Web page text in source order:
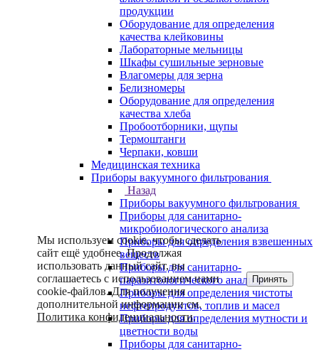
продукции
Оборудование для определения
качества клейковины
Лабораторные мельницы
Шкафы сушильные зерновые
Влагомеры для зерна
Белизномеры
Оборудование для определения
качества хлеба
Пробоотборники, щупы
Термоштанги
Черпаки, ковши
Медицинская техника
Приборы вакуумного фильтрования
Назад
Приборы вакуумного фильтрования
Приборы для санитарно-
микробиологического анализа
Приборы для определения взвешенных
веществ
Приборы для санитарно-
паразитологического анализа
Приборы для определения чистоты
нефтепродуктов, топлив и масел
Приборы для определения мутности и
цветности воды
Приборы для санитарно-
Мы используем cookie, чтобы сделать
сайт ещё удобнее. Продолжая
использовать данный сайт, вы
соглашаетесь с использованием нами
cookie-файлов. Для получения
дополнительной информации см.
Политика конфиденциальности.
Принять